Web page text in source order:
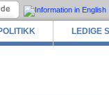
LEDIGE